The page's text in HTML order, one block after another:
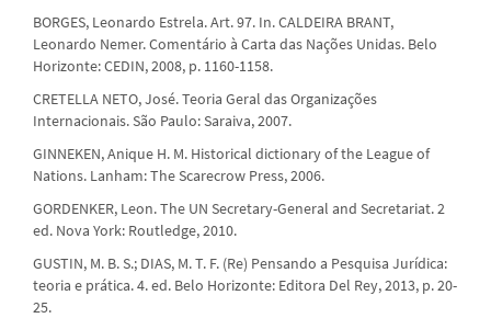
BORGES, Leonardo Estrela. Art. 97. In. CALDEIRA BRANT,
Leonardo Nemer. Comentário à Carta das Nações Unidas. Belo
Horizonte: CEDIN, 2008, p. 1160-1158.
CRETELLA NETO, José. Teoria Geral das Organizações
Internacionais. São Paulo: Saraiva, 2007.
GINNEKEN, Anique H. M. Historical dictionary of the League of
Nations. Lanham: The Scarecrow Press, 2006.
GORDENKER, Leon. The UN Secretary-General and Secretariat. 2
ed. Nova York: Routledge, 2010.
GUSTIN, M. B. S.; DIAS, M. T. F. (Re) Pensando a Pesquisa Jurídica:
teoria e prática. 4. ed. Belo Horizonte: Editora Del Rey, 2013, p. 20-
25.